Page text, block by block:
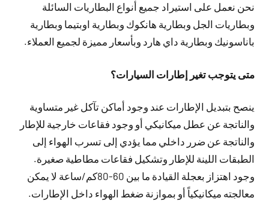
نحن نعمل على استيراد جميع أنواع البطاريات السائلة
وبطاريات الجل وبطارية هانكوك وبطارية اوبتيما وبطارية
باناسونيك وبطارية داي هارد وبأسعار مميزة لجميع العملاء.
متى يتوجب تغير إطارات السيارات؟
ينصح بتبديل الإطارات عند وجود أماكن تآكل غير متساوية
والناتجة عن عطل ميكانيكي أو وجود فقاعات خارجية للإطار
والناتجة عن ضرر داخلي مما يؤدي إلى تسرب الهواء إلى
الطبقات اللينة للإطار وتشكيل فقاعات مطاطية صغيرة.
وجود اهتزاز بعجلة القيادة ما بين 60-80كم/ساعة لا يمكن
معالجته ميكانيكياً أو بموازنة ضغط الهواء داخل الإطارات.